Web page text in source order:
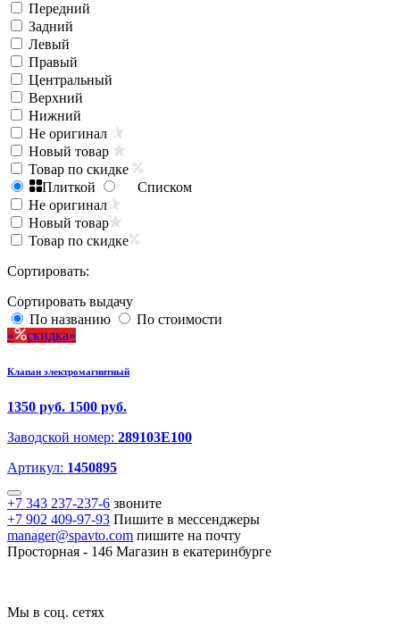
Передний
Задний
Левый
Правый
Центральный
Верхний
Нижний
Не оригинал
Новый товар
Товар по скидке
Плиткой
Списком
Не оригинал
Новый товар
Товар по скидке
Сортировать:
Сортировать выдачу
По названию
По стоимости
скидка
Клапан электромагнитный
1350 руб. 1500 руб.
Заводской номер: 289103E100
Артикул: 1450895
+7 343 237-237-6 звоните
+7 902 409-97-93 Пишите в мессенджеры
manager@spavto.com пишите на почту
Просторная - 146 Магазин в екатеринбурге
Мы в соц. сетях